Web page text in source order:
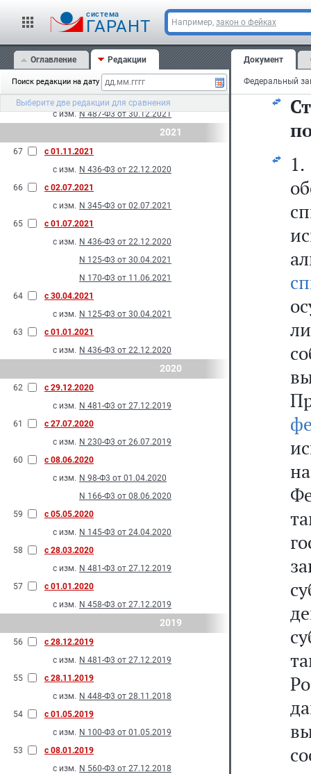
cистема
ГАРАНТ Например, закон о фейках
Оглавление Редакции
Поиск редакции на дату
Выберите две редакции для сравнения
70
с 26.03.2022
69
с 01.03.2022
с изм. N 176-Ф3 от 11.06.2021
68
с 10.01.2022
с изм. N 487-Ф3 от 30.12.2021
2021
67
с 01.11.2021
с изм. N 436-Ф3 от 22.12.2020
66
с 02.07.2021
с изм. N 345-Ф3 от 02.07.2021
65
с 01.07.2021
с изм. N 436-Ф3 от 22.12.2020
N 125-Ф3 от 30.04.2021
N 170-Ф3 от 11.06.2021
64
с 30.04.2021
с изм. N 125-Ф3 от 30.04.2021
63
с 01.01.2021
с изм. N 436-Ф3 от 22.12.2020
2020
62
с 29.12.2020
с изм. N 481-Ф3 от 27.12.2019
61
с 27.07.2020
с изм. N 230-Ф3 от 26.07.2019
60
с 08.06.2020
с изм. N 98-Ф3 от 01.04.2020
N 166-Ф3 от 08.06.2020
59
с 05.05.2020
с изм. N 145-Ф3 от 24.04.2020
58
с 28.03.2020
с изм. N 481-Ф3 от 27.12.2019
57
с 01.01.2020
с изм. N 458-Ф3 от 27.12.2019
2019
56
с 28.12.2019
с изм. N 481-Ф3 от 27.12.2019
55
с 28.11.2019
с изм. N 448-Ф3 от 28.11.2018
54
с 01.05.2019
с изм. N 100-Ф3 от 01.05.2019
53
с 08.01.2019
с изм. N 560-Ф3 от 27.12.2018
Документ